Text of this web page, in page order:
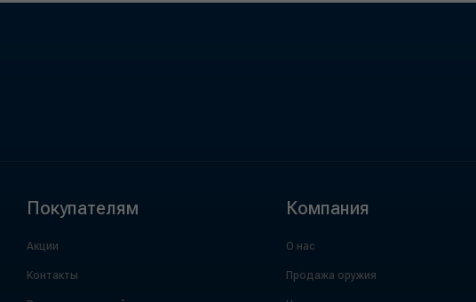
Покупателям
Акции
Контакты
Компания
О нас
Продажа оружия